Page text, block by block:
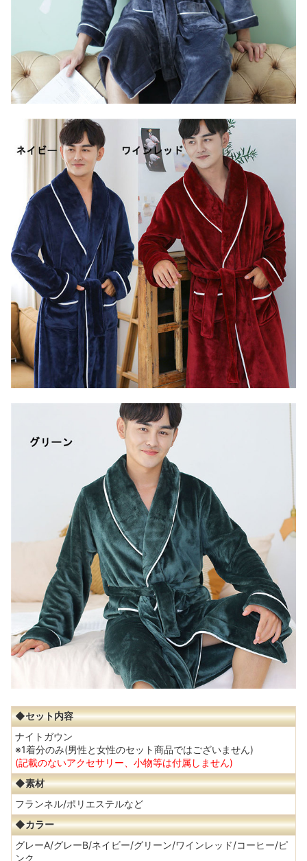
◆セット内容
ナイトガウン
※1着分のみ(男性と女性のセット商品ではございません)
(記載のないアクセサリー、小物等は付属しません)
◆素材
フランネル/ポリエステルなど
◆カラー
グレーA/グレーB/ネイビー/グリーン/ワインレッド/コーヒー/ピ
ンク